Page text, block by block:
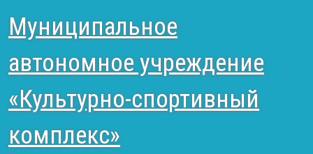
Муниципальное
автономное учреждение
«Культурно-спортивный
комплекс»